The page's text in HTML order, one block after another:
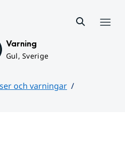
Varning
Gul, Sverige
och varningar